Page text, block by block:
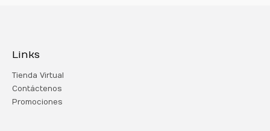
Links
Tienda Virtual
Contáctenos
Promociones